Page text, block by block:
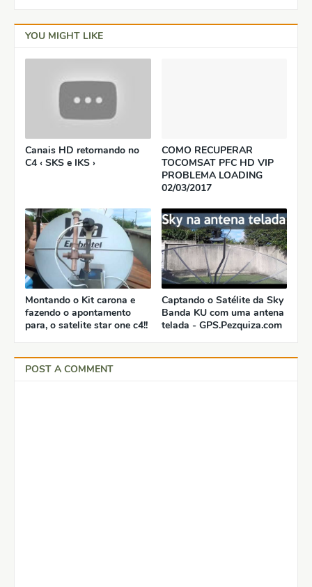
YOU MIGHT LIKE
Canais HD retornando no
C4 ‹ SKS e IKS ›
COMO RECUPERAR
TOCOMSAT PFC HD VIP
PROBLEMA LOADING
02/03/2017
Montando o Kit carona e
fazendo o apontamento
para, o satelite star one c4!!
Captando o Satélite da Sky
Banda KU com uma antena
telada - GPS.Pezquiza.com
POST A COMMENT